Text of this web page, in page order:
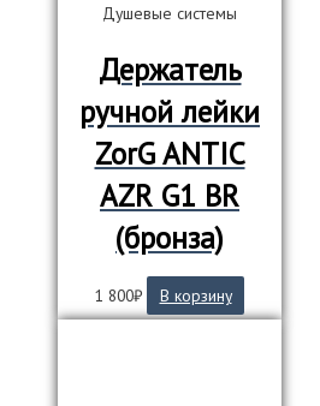
Душевые системы
Держатель
ручной лейки
ZorG ANTIC
AZR G1 BR
(бронза)
1 800₽ В корзину